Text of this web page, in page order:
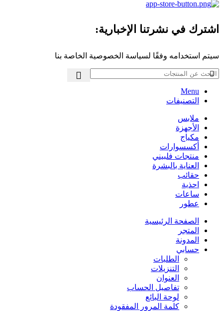
اشترك في نشرتنا الإخبارية:
سيتم استخدامه وفقًا لسياسة الخصوصية الخاصة بنا
Menu
التصنيفات
ملابس
الأجهزة
مكياج
أكسسوارات
منتجات فلبيني
العناية بالبشرة
حقائب
احذية
ساعات
عطور
الصفحة الرئيسية
المتجر
المدونة
حسابي
الطلبات
التنزيلات
العنوان
تفاصيل الحساب
لوحة البائع
كلمة المرور المفقودة